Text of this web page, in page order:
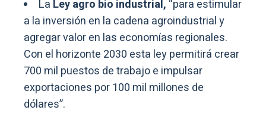
La Ley agro bio industrial, “para estimular
a la inversión en la cadena agroindustrial y
agregar valor en las economías regionales.
Con el horizonte 2030 esta ley permitirá crear
700 mil puestos de trabajo e impulsar
exportaciones por 100 mil millones de
dólares”.